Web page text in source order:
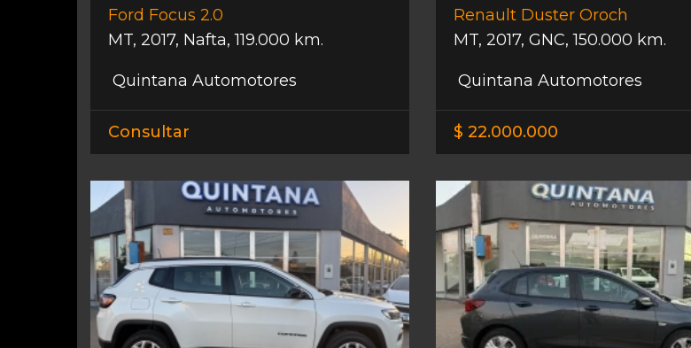
Ford Focus 2.0
MT, 2017, Nafta,119.000 km.
Quintana Automotores
Consultar
Renault Duster Oroch
MT, 2017, GNC,150.000 km.
Quintana Automotores
$ 22.000.000